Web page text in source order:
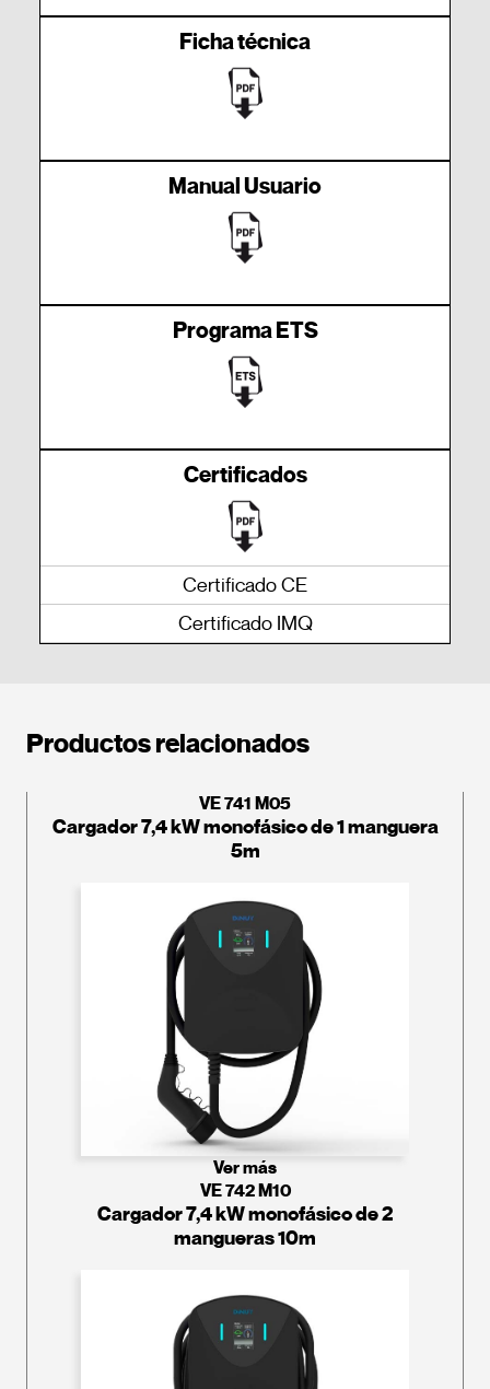
Ficha técnica
Manual Usuario
Programa ETS
Certificados
Certificado CE
Certificado IMQ
Productos relacionados
VE 741 M05
Cargador 7,4 kW monofásico de 1 manguera
5m
Ver más
VE 742 M10
Cargador 7,4 kW monofásico de 2
mangueras 10m